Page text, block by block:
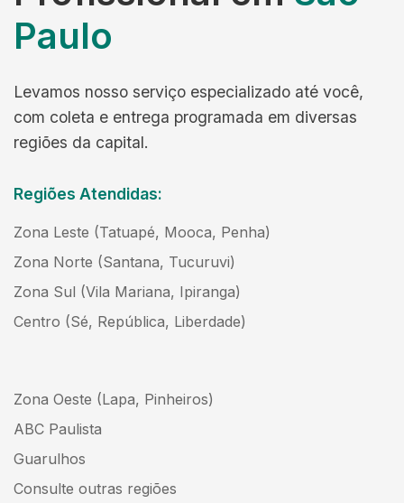
Paulo
Levamos nosso serviço especializado até você,
com coleta e entrega programada em diversas
regiões da capital.
Regiões Atendidas:
Zona Leste (Tatuapé, Mooca, Penha)
Zona Norte (Santana, Tucuruvi)
Zona Sul (Vila Mariana, Ipiranga)
Centro (Sé, República, Liberdade)
Zona Oeste (Lapa, Pinheiros)
ABC Paulista
Guarulhos
Consulte outras regiões